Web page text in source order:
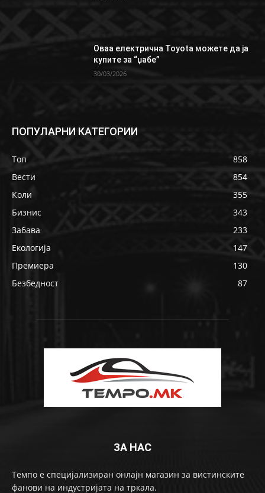
Oваа електрична Toyota можете да ја
купите за “џабе”
30/03/2026
ПОПУЛАРНИ КАТЕГОРИИ
Топ
858
Вести
854
Коли
355
Бизнис
343
Забава
233
Екологија
147
Премиера
130
Безбедност
87
ЗА НАС
Темпо е специјализиран онлајн магазин за вистинските
фанови на индустријата на тркала.